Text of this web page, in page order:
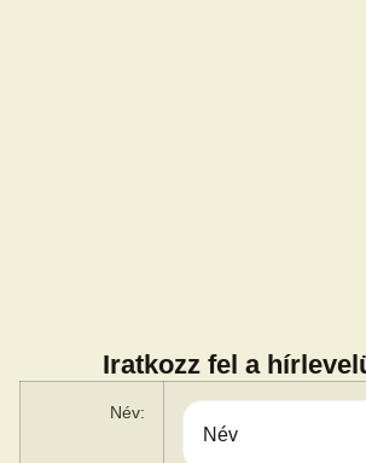
Iratkozz fel a
Név: